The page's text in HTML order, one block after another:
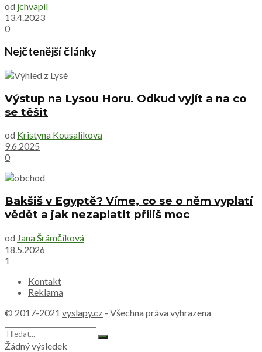
od jchvapil
13.4.2023
0
Nejčtenější články
Výstup na Lysou Horu. Odkud vyjít a na co
se těšit
od Kristyna Kousalikova
9.6.2025
0
Bakšiš v Egyptě? Víme, co se o něm vyplatí
vědět a jak nezaplatit příliš moc
od Jana Šrámčíková
18.5.2026
1
Kontakt
Reklama
© 2017-2021 vyslapy.cz - Všechna práva vyhrazena
Žádný výsledek